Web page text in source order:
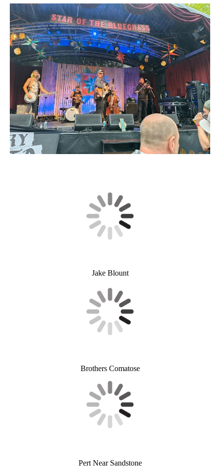
Jake Blount
Brothers Comatose
Pert Near Sandstone